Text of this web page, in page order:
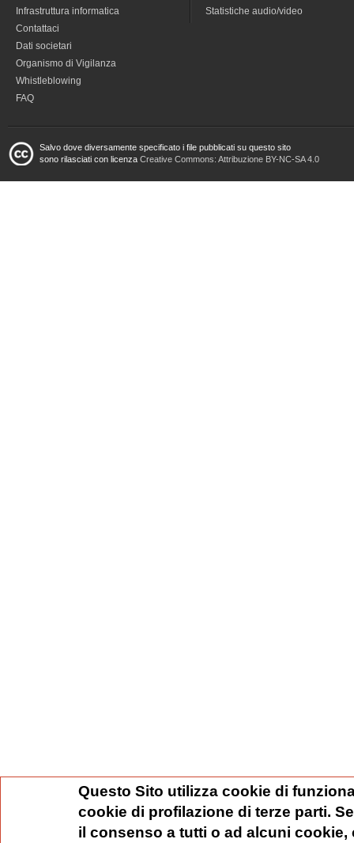
Infrastruttura informatica
Contattaci
Dati societari
Organismo di Vigilanza
Whistleblowing
FAQ
Statistiche audio/video
Salvo dove diversamente specificato i file pubblicati su questo sito
sono rilasciati con licenza Creative Commons: Attribuzione BY-NC-SA 4.0
Questo Sito utilizza cookie di
cookie di profilazione di terze parti.
il consenso a tutti o ad alcuni